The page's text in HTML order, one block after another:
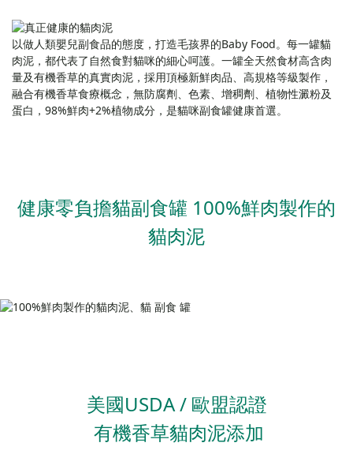
以做人類嬰兒副食品的態度，打造毛孩界的Baby Food。每一罐貓
肉泥，都代表了自然食對貓咪的細心呵護。一罐全天然食材高含肉
量及有機香草的真實肉泥，採用頂極新鮮肉品、高規格等級製作，
融合有機香草食療概念，無防腐劑、色素、增稠劑、植物性澱粉及
蛋白，98%鮮肉+2%植物成分，是貓咪副食罐健康首選。
健康零負擔貓副食罐 100%鮮肉製作的
貓肉泥
美國USDA / 歐盟認證
有機香草貓肉泥添加